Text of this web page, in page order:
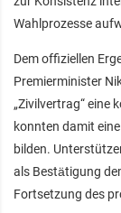
Wahlprozesse
Dem offiziellen
Premierminister
„Zivilvertrag“ eine
konnten damit
bilden.
als Bestätigung
Fortsetzung des